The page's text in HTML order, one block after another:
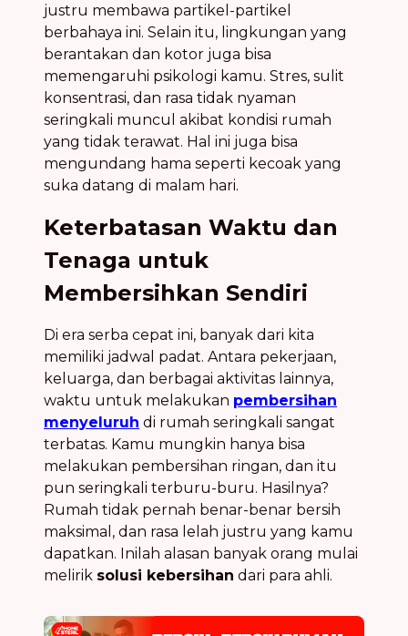
justru membawa partikel-partikel
berbahaya ini. Selain itu, lingkungan yang
berantakan dan kotor juga bisa
memengaruhi psikologi kamu. Stres, sulit
konsentrasi, dan rasa tidak nyaman
seringkali muncul akibat kondisi rumah
yang tidak terawat. Hal ini juga bisa
mengundang hama seperti kecoak yang
suka datang di malam hari.
Keterbatasan Waktu dan
Tenaga untuk
Membersihkan Sendiri
Di era serba cepat ini, banyak dari kita
memiliki jadwal padat. Antara pekerjaan,
keluarga, dan berbagai aktivitas lainnya,
waktu untuk melakukan pembersihan
menyeluruh di rumah seringkali sangat
terbatas. Kamu mungkin hanya bisa
melakukan pembersihan ringan, dan itu
pun seringkali terburu-buru. Hasilnya?
Rumah tidak pernah benar-benar bersih
maksimal, dan rasa lelah justru yang kamu
dapatkan. Inilah alasan banyak orang mulai
melirik solusi kebersihan dari para ahli.